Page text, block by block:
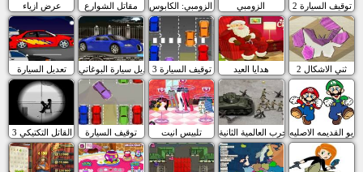
عرض ازياء مقاتل الشوارع مقاتلو الزومبي: الكابوسالزومبي توقيف السيارة 2
تعديل السيارة تعديل سيارة البوغاتي 3 توقيف السيارة هدايا العيد ثني الاشكال 2
القاتل التكتيكي 3 توقيف السيارة تلبيس انيت الحرب العالمية الثانيةالقديمه الاصليه